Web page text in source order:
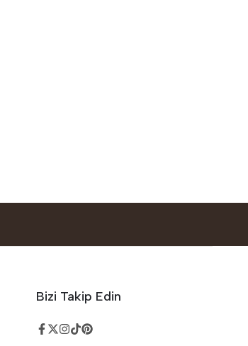
Bizi Takip Edin